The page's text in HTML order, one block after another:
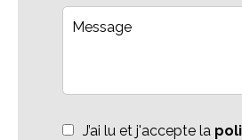
J’ai lu et j'accepte la